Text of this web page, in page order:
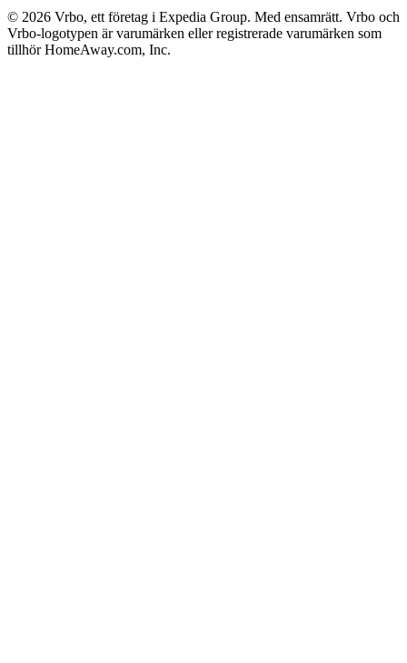
© 2026 Vrbo, ett företag i Expedia Group. Med ensamrätt. Vrbo och
Vrbo-logotypen är varumärken eller registrerade varumärken som
tillhör HomeAway.com, Inc.